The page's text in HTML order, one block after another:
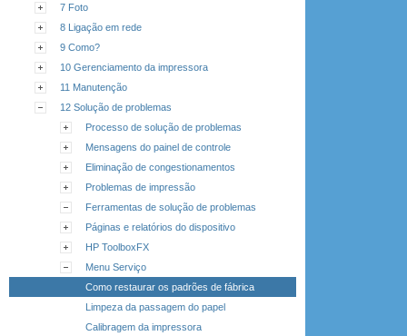
7 Foto
8 Ligação em rede
9 Como?
10 Gerenciamento da impressora
11 Manutenção
12 Solução de problemas
Processo de solução de problemas
Mensagens do painel de controle
Eliminação de congestionamentos
Problemas de impressão
Ferramentas de solução de problemas
Páginas e relatórios do dispositivo
HP ToolboxFX
Menu Serviço
Como restaurar os padrões de fábrica
Limpeza da passagem do papel
Calibragem da impressora